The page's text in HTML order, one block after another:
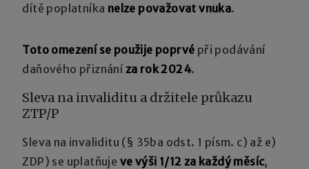
dítě poplatníka nelze považovat vnuka.
Toto omezení se použije poprvé při podávání
daňového přiznání za rok 2024.
Sleva na invaliditu a držitele průkazu
ZTP/P
Sleva na invaliditu (§ 35ba odst. 1 písm. c) až e)
ZDP) se uplatňuje ve výši 1/12 za každý měsíc,